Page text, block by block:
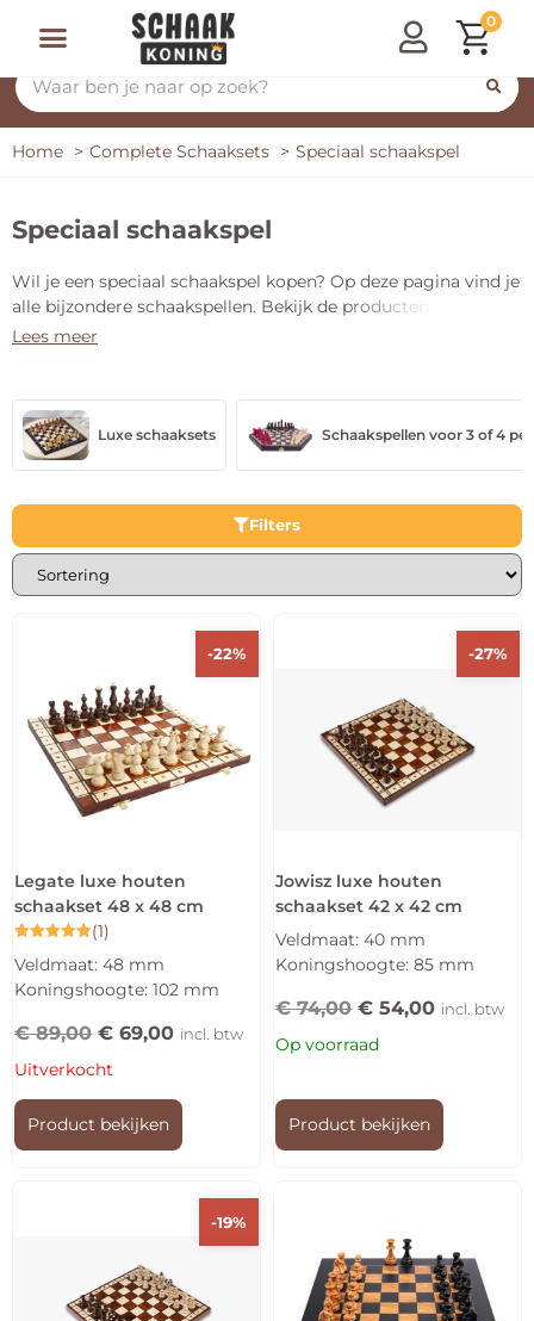
0
Home Complete Schaaksets Speciaal schaakspel
Speciaal schaakspel
Wil je een speciaal schaakspel kopen? Op deze pagina vind je
alle bijzondere schaakspellen. Bekijk de producten en bestel
eenvoudig online.
Lees meer
Luxe schaaksets Schaakspellen voor 3 of 4
Filters
-22%
Legate luxe houten
schaakset 48 x 48 cm
5.00
(1)
Veldmaat: 48 mm
Koningshoogte: 102 mm
€89,00 € 69,00 incl. btw
Uitverkocht
Product bekijken
-27%
Jowisz luxe houten
schaakset 42 x 42 cm
Veldmaat: 40 mm
Koningshoogte: 85 mm
€74,00 € 54,00 incl. btw
Op voorraad
Product bekijken
-19%